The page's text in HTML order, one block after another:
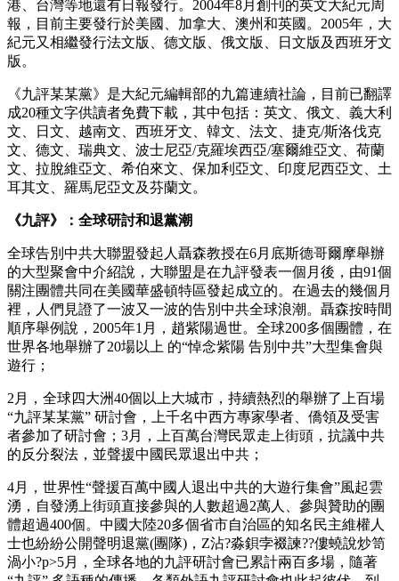
港、台灣等地還有日報發行。2004年8月創刊的英文大紀元周
報，目前主要發行於美國、加拿大、澳州和英國。2005年，大
紀元又相繼發行法文版、德文版、俄文版、日文版及西班牙文
版。
《九評某某黨》是大紀元編輯部的九篇連續社論，目前已翻譯
成20種文字供讀者免費下載，其中包括：英文、俄文、義大利
文、日文、越南文、西班牙文、韓文、法文、捷克/斯洛伐克
文、德文、瑞典文、波士尼亞/克羅埃西亞/塞爾維亞文、荷蘭
文、拉脫維亞文、希伯來文、保加利亞文、印度尼西亞文、土
耳其文、羅馬尼亞文及芬蘭文。
《九評》：全球研討和退黨潮
全球告別中共大聯盟發起人聶森教授在6月底斯德哥爾摩舉辦
的大型聚會中介紹說，大聯盟是在九評發表一個月後，由91個
關注團體共同在美國華盛頓特區發起成立的。在過去的幾個月
裡，人們見證了一波又一波的告別中共全球浪潮。聶森按時間
順序舉例說，2005年1月，趙紫陽過世。全球200多個團體，在
世界各地舉辦了20場以上 的“悼念紫陽 告別中共”大型集會與
遊行；
2月，全球四大洲40個以上大城市，持續熱烈的舉辦了上百場
“九評某某黨” 研討會，上千名中西方專家學者、僑領及受害
者參加了研討會；3月，上百萬台灣民眾走上街頭，抗議中共
的反分裂法，並聲援中國民眾退出中共；
4月，世界性“聲援百萬中國人退出中共的大遊行集會”風起雲
湧，自發湧上街頭直接參與的人數超過2萬人、參與贊助的團
體超過400個。中國大陸20多個省市自治區的知名民主維權人
士也紛紛公開聲明退黨(團隊)，Z沾?淼鋇孛裰諫??僂蟯說炒笥
渦小?p>5月，全球各地的九評研討會已累計兩百多場，隨著